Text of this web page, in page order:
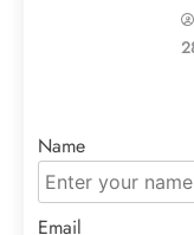
Name
Email